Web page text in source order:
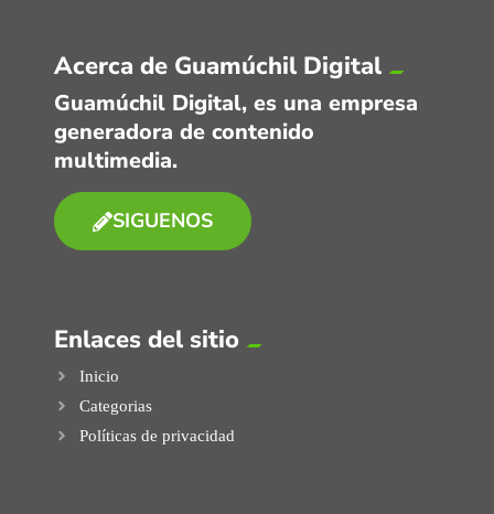
Acerca de Guamúchil Digital
Guamúchil Digital, es una empresa
generadora de contenido
multimedia.
SIGUENOS
Enlaces del sitio
Inicio
Categorias
Políticas de privacidad